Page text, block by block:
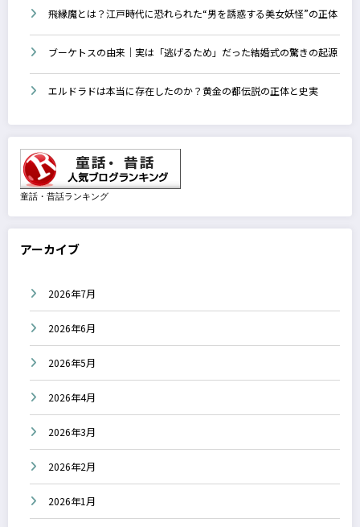
飛縁魔とは？江戸時代に恐れられた“男を誘惑する美女妖怪”の正体
ブーケトスの由来｜実は「逃げるため」だった結婚式の驚きの起源
エルドラドは本当に存在したのか？黄金の都伝説の正体と史実
童話・昔話ランキング
アーカイブ
2026年7月
2026年6月
2026年5月
2026年4月
2026年3月
2026年2月
2026年1月